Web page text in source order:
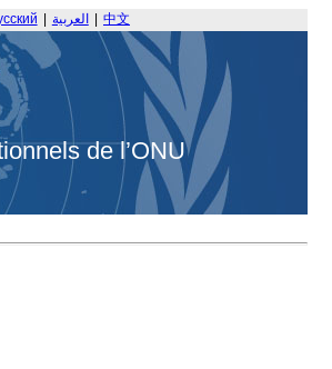
العربية 中文
de l’ONU